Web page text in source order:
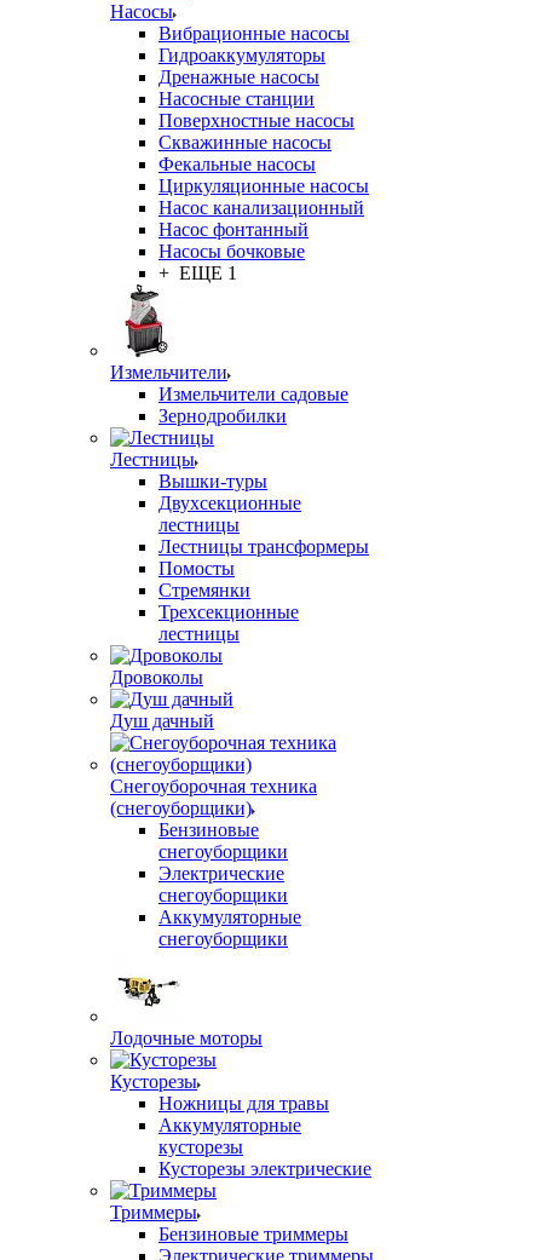
Насосы
Вибрационные насосы
Гидроаккумуляторы
Дренажные насосы
Насосные станции
Поверхностные насосы
Скважинные насосы
Фекальные насосы
Циркуляционные насосы
Насос канализационный
Насос фонтанный
Насосы бочковые
+ ЕЩЕ 1
Измельчители
Измельчители садовые
Зернодробилки
Лестницы
Вышки-туры
Двухсекционные
лестницы
Лестницы трансформеры
Помосты
Стремянки
Трехсекционные
лестницы
Дровоколы
Душ дачный
Снегоуборочная техника
(снегоуборщики)
Бензиновые
снегоуборщики
Электрические
снегоуборщики
Аккумуляторные
снегоуборщики
Лодочные моторы
Кусторезы
Ножницы для травы
Аккумуляторные
кусторезы
Кусторезы электрические
Триммеры
Бензиновые триммеры
Электрические триммеры